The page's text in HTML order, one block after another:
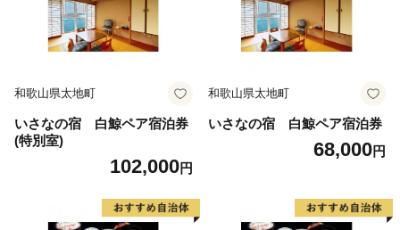
和歌山県太地町
いさなの宿 白鯨ペア宿泊券
(特別室)
102,000円
和歌山県太地町
いさなの宿 白鯨ペア宿泊券
68,000円